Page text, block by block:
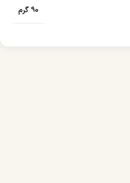
90 گرم